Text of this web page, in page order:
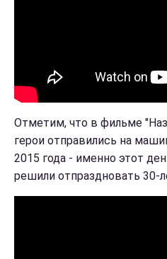
Отметим, что в фильме
герои отправились на
2015 года - именно этот
решили отпраздновать 30-